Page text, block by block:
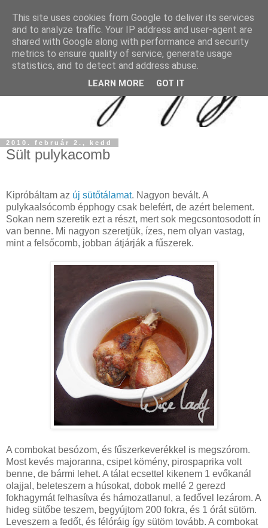
2010. február 2., kedd
Sült pulykacomb
Kipróbáltam az új sütőtálamat. Nagyon bevált. A
pulykaalsócomb épphogy csak belefért, de azért belement.
Sokan nem szeretik ezt a részt, mert sok megcsontosodott ín
van benne. Mi nagyon szeretjük, ízes, nem olyan vastag,
mint a felsőcomb, jobban átjárják a fűszerek.
A combokat besózom, és fűszerkeverékkel is megszórom.
Most kevés majoranna, csipet kömény, pirospaprika volt
benne, de bármi lehet. A tálat ecsettel kikenem 1 evőkanál
olajjal, beleteszem a húsokat, dobok mellé 2 gerezd
fokhagymát felhasítva és hámozatlanul, a fedővel lezárom. A
hideg sütőbe teszem, begyújtom 200 fokra, és 1 órát sütöm.
Leveszem a fedőt, és félóráig így sütöm tovább. A combokat
This site uses cookies from Google to deliver its services
and to analyze traffic. Your IP address and user-agent are
shared with Google along with performance and security
metrics to ensure quality of service, generate usage
statistics, and to detect and address abuse.
LEARN MORE GOT IT